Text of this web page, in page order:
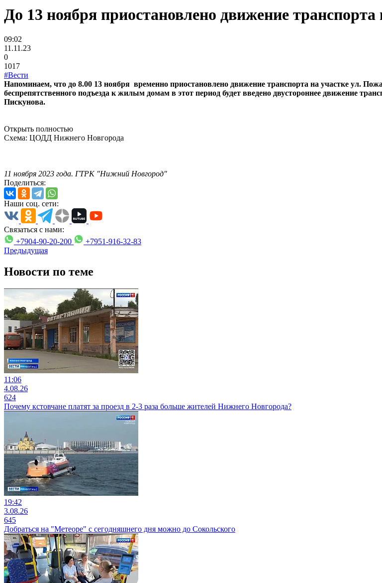
До 13 ноября приостановлено движение
09:02
11.11.23
0
1017
#Вести
Напоминаем, что до 8.00 13 ноября временно приостановлено движение транспорта на участке ул.
беспрепятственного подъезда к жилым домам в этот период будет введено двустороннее движение
Пискунова.
Открыть полностью
Схема: ЦОДД Нижнего Новгорода
11 ноября 2023 года. ГТРК "Нижний Новгород"
Поделиться:
Наши соц. сети:
Связаться с нами:
+7904-90-20-200
+7951-916-32-83
Предыдущая
Новости по теме
11:06
4.08.26
624
Почему кстовчане платят за проезд в 2-3 раза больше жителей Нижнего Новгорода?
19:42
3.08.26
645
Добраться на "Метеоре" с сегодняшнего дня можно до Сокольского